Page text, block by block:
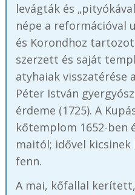
levágták és
népe a
és Korondhoz
szerzett és saját
atyhaiak visszatérése
Péter István
érdeme (1725). A
kőtemplom 1652-ben
maitól; idővel
fenn.
A mai, kőfallal